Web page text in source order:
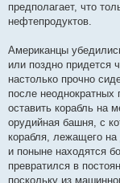
предполагает, что
нефтепродуктов.
Американцы
или поздно придется
настолько прочно
после неоднократных
оставить корабль на
орудийная башня, с
корабля, лежащего на
и поныне находятся
превратился в
поскольку из